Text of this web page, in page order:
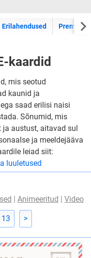
Erilahendused Premium
kaardid
mis seotud
kaunid ja
saad erilisi naisi
Sõnumid, mis
austust, aitavad sul
ja meeldejääva
leiad siit:
luuletused
| Animeeritud | Video
13 >